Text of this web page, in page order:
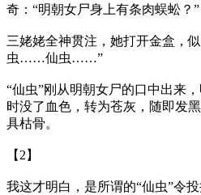
奇：“明朝女尸身上有条肉蜈蚣？”
三姥姥全神贯注，她打开金盒，
虫……仙虫……”
“仙虫”刚从明朝女尸的口中出来
时没了血色，转为苍灰，随即发
具枯骨。
【2】
我这才明白，是所谓的“仙虫”令